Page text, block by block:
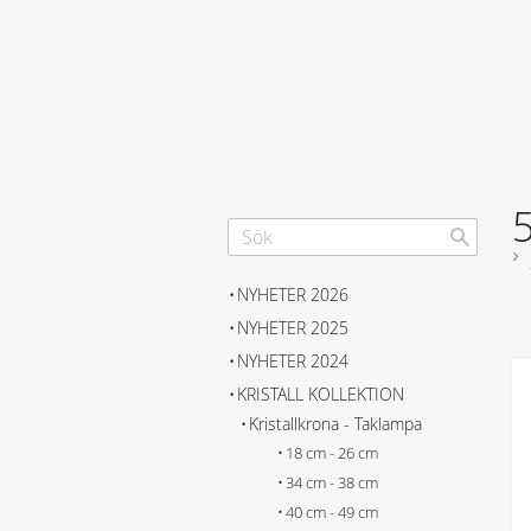
NYHETER 2026
NYHETER 2025
NYHETER 2024
KRISTALL KOLLEKTION
Kristallkrona - Taklampa
18 cm - 26 cm
34 cm - 38 cm
40 cm - 49 cm